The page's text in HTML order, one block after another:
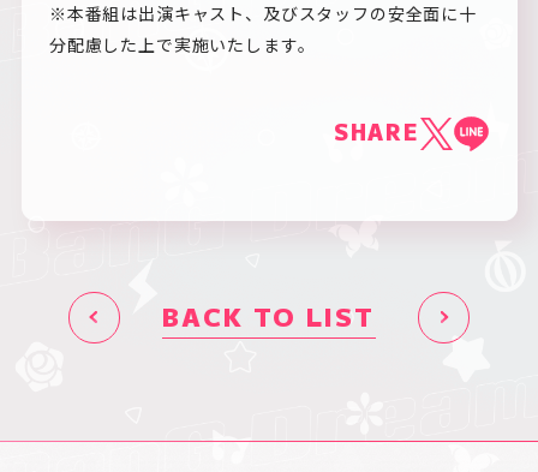
※本番組は出演キャスト、及びスタッフの安全面に十
分配慮した上で実施いたします。
SHARE
BACK TO LIST